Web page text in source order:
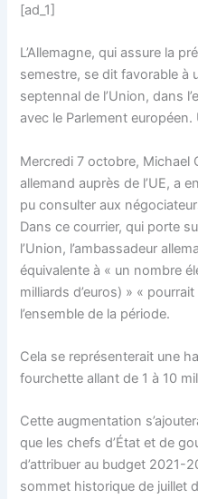
[ad_1]
L’Allemagne, qui assure la
semestre, se dit favorable à
septennal de l’Union, dans
avec le Parlement européen.
Mercredi 7 octobre, Michael
allemand auprès de l’UE, a
pu consulter aux
Dans ce courrier, qui porte
l’Union, l’ambassadeur
équivalente à « un nombre
milliards d’euros) » «
l’ensemble de la période.
Cela se représenterait une
fourchette allant de 1 à 10
Cette augmentation
que les chefs d’État et de
d’attribuer au budget 2021-
sommet historique de juillet